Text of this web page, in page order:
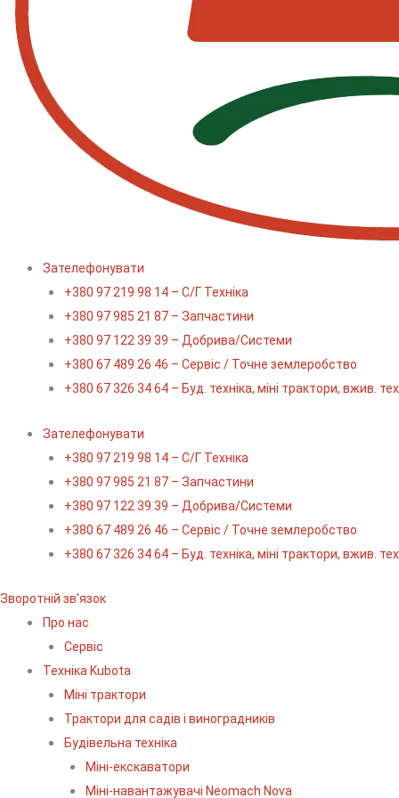
Зателефонувати
+380 97 219 98 14 – С/Г Техніка
+380 97 985 21 87 – Запчастини
+380 97 122 39 39 – Добрива/Cистеми
+380 67 489 26 46 – Сервіс / Точне землеробство
+380 67 326 34 64 – Буд. техніка, міні трактори, вжив.
Зателефонувати
+380 97 219 98 14 – С/Г Техніка
+380 97 985 21 87 – Запчастини
+380 97 122 39 39 – Добрива/Cистеми
+380 67 489 26 46 – Сервіс / Точне землеробство
+380 67 326 34 64 – Буд. техніка, міні трактори, вжив.
Зворотній зв'язок
Про нас
Сервіс
Технiка Kubota
Міні трактори
Трактори для садів і виноградників
Будівельна техніка
Міні-екскаватори
Міні-навантажувачі Neomach Nova